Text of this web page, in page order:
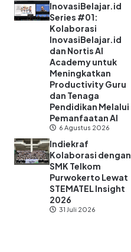
InovasiBelajar.id
Series #01:
Kolaborasi
InovasiBelajar.id
dan Nortis AI
Academy untuk
Meningkatkan
Productivity Guru
dan Tenaga
Pendidikan Melalui
Pemanfaatan AI
6 Agustus 2026
Indiekraf
Kolaborasi dengan
SMK Telkom
Purwokerto Lewat
STEMATEL Insight
2026
31 Juli 2026